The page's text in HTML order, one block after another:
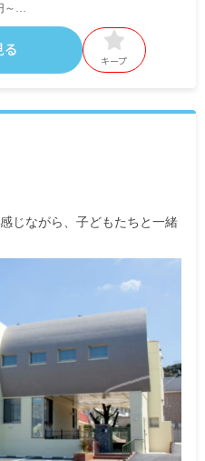
～
（前年度実績）
円
る
キープ
じながら、子どもたちと一緒